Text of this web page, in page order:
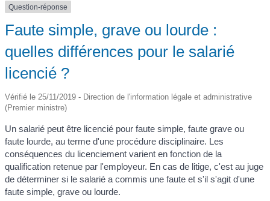
Question-réponse
Faute simple, grave ou lourde :
quelles différences pour le salarié
licencié ?
Vérifié le 25/11/2019 - Direction de l'information légale et administrative
(Premier ministre)
Un salarié peut être licencié pour faute simple, faute grave ou
faute lourde, au terme d'une procédure disciplinaire. Les
conséquences du licenciement varient en fonction de la
qualification retenue par l'employeur. En cas de litige, c'est au juge
de déterminer si le salarié a commis une faute et s'il s'agit d'une
faute simple, grave ou lourde.